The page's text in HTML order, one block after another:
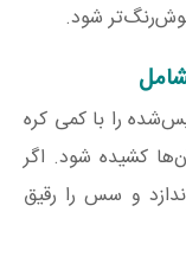
شود.
را با کمی کره
کشیده شود. اگر
و سس را رقیق